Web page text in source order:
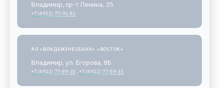
Владимир, пр-т Ленина, 35
+7 (4922) 77-91-82
АО «ВЛАДБИЗНЕСБАНК» «ВОСТОК»
Владимир, ул. Егорова, 8Б
+7 (4922) 77-89-34 , +7 (4922) 77-89-35